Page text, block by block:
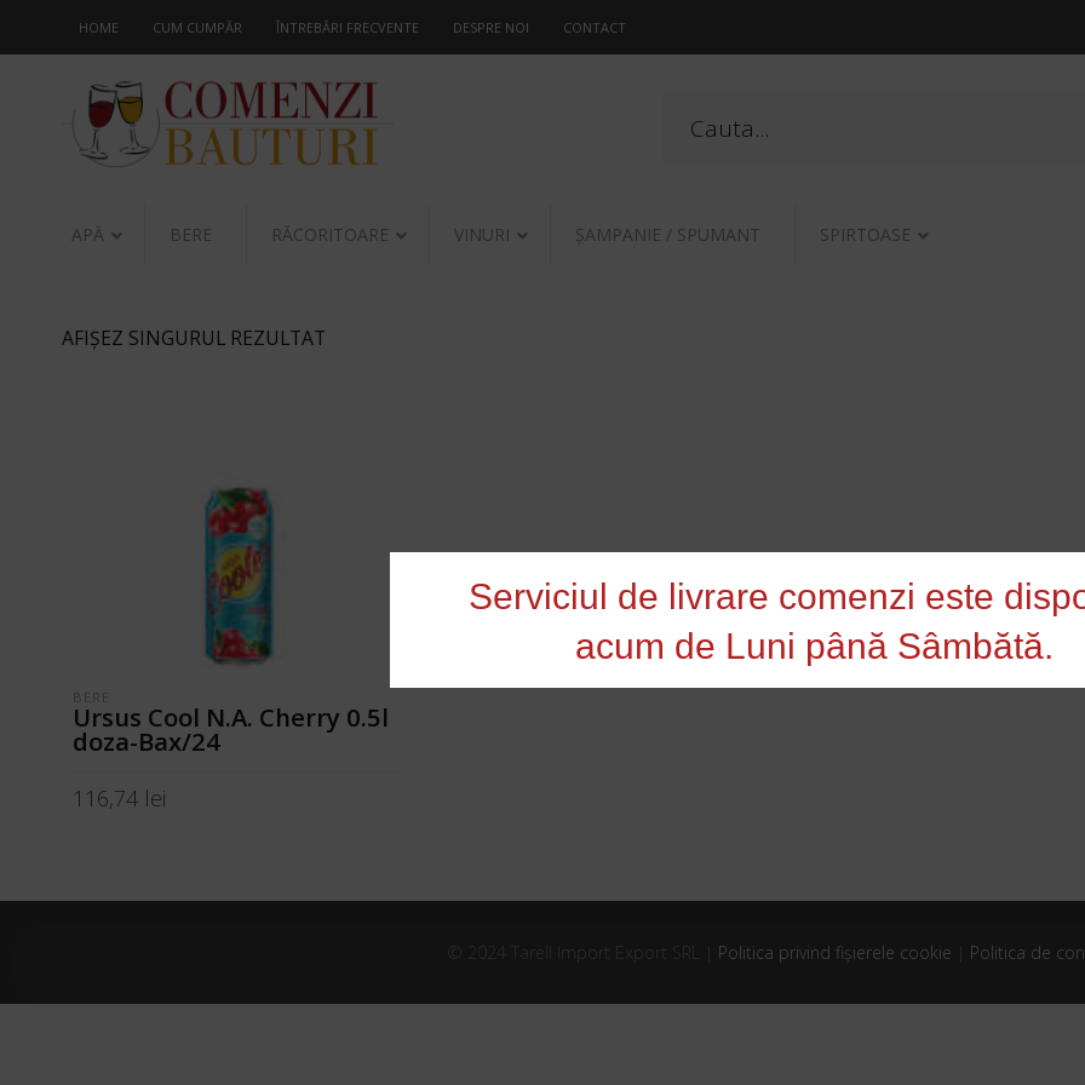
HOME CUM CUMPĂR ÎNTREBĂRI FRECVENTE DESPRE NOI CONTACT
APĂ BERE RĂCORITOARE VINURI ŞAMPANIE / SPUMANT SPIRTOASE
AFIȘEZ SINGURUL REZULTAT
BERE
Ursus Cool N.A. Cherry 0.5l
doza-Bax/24
116,74 lei
© 2024 Tarell Import Export SRL | Politica privind fișierele cookie Politica de
Serviciul de livrare comenzi este
acum de Luni până Sâmbătă.